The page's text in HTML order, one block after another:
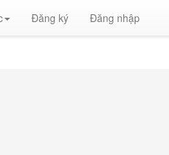
Đăng ký Đăng nhập